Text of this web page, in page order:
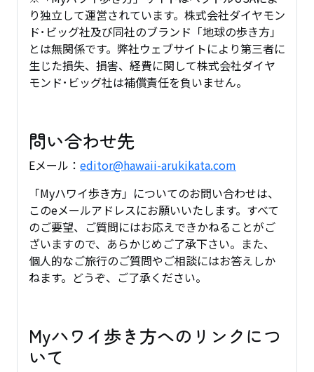
り独立して運営されています。株式会社ダイヤモン
ド･ビッグ社及び同社のブランド「地球の歩き方」
とは無関係です。弊社ウェブサイトにより第三者に
生じた損失、損害、経費に関して株式会社ダイヤ
モンド･ビッグ社は補償責任を負いません。
問い合わせ先
Eメール： editor@hawaii-arukikata.com
「Myハワイ歩き方」についてのお問い合わせは、
このeメールアドレスにお願いいたします。すべて
のご要望、ご質問にはお応えできかねることがご
ざいますので、あらかじめご了承下さい。また、
個人的なご旅行のご質問やご相談にはお答えしか
ねます。どうぞ、ご了承ください。
Myハワイ歩き方へのリンクにつ
いて